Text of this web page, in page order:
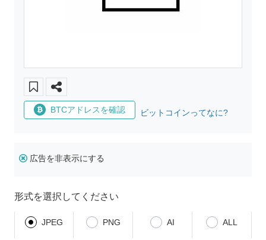
BTCアドレスを確認 ビットコインってなに?
広告を非表示にする
形式を選択してください
JPEG PNG AI ALL